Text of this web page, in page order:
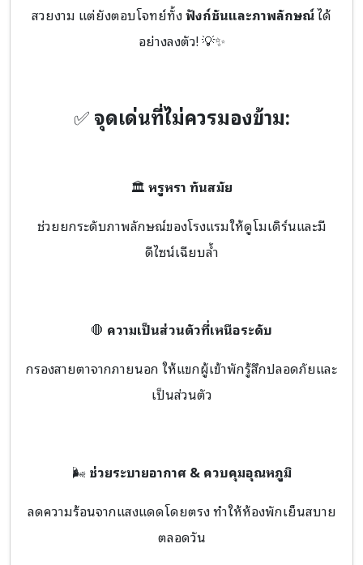
สวยงาม แต่ยังตอบโจทย์ทั้งฟังก์ชันและภาพลักษณ์ได้
อย่างลงตัว! 💡✨
✅จุดเด่นที่ไม่ควรมองข้าม:
🏛️หรูหรา ทันสมัย
ช่วยยกระดับภาพลักษณ์ของโรงแรมให้ดูโมเดิร์นและมี
ดีไซน์เฉียบล้ำ
🛑 ความเป็นส่วนตัวที่เหนือระดับ
กรองสายตาจากภายนอก ให้แขกผู้เข้าพักรู้สึกปลอดภัยและ
เป็นส่วนตัว
🌬️ช่วยระบายอากาศ & ควบคุมอุณหภูมิ
ลดความร้อนจากแสงแดดโดยตรง ทำให้ห้องพักเย็นสบาย
ตลอดวัน